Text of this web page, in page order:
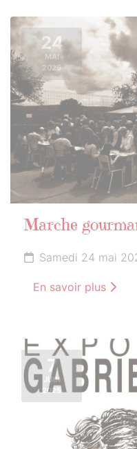
24
MAI
2025
Marche
Samedi 24 mai
En savoir plus
7
JUIN
2025